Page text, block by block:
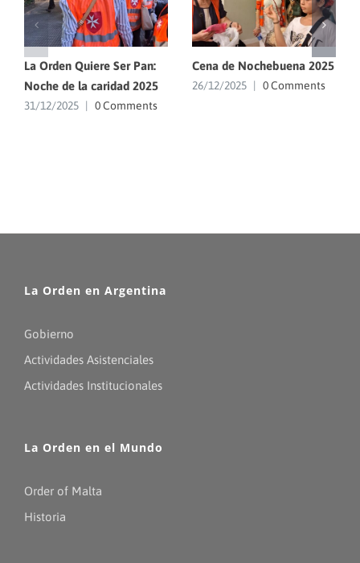
La Orden Quiere Ser Pan:
Noche de la caridad 2025
31/12/2025 0 Comments
Cena de Nochebuena 2025
26/12/2025 0 Comments
La Orden en Argentina
Gobierno
Actividades Asistenciales
Actividades Institucionales
La Orden en el Mundo
Order of Malta
Historia